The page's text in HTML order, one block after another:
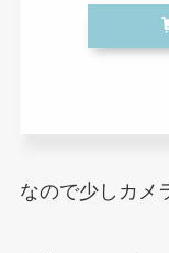
なので少しカメ